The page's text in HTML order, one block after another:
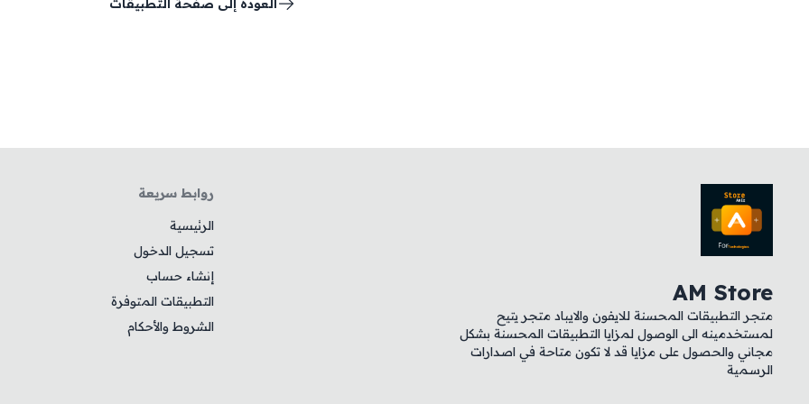
العودة إلى صفحة التطبيقات
AM Store
متجر التطبيقات المحسنة للايفون والايباد متجر يتيح
لمستخدمينه الى الوصول لمزايا التطبيقات المحسنة بشكل
مجاني والحصول على مزايا قد لا تكون متاحة في اصدارات
الرسمية
روابط سريعة
الرئيسية
تسجيل الدخول
إنشاء حساب
التطبيقات المتوفرة
الشروط والأحكام